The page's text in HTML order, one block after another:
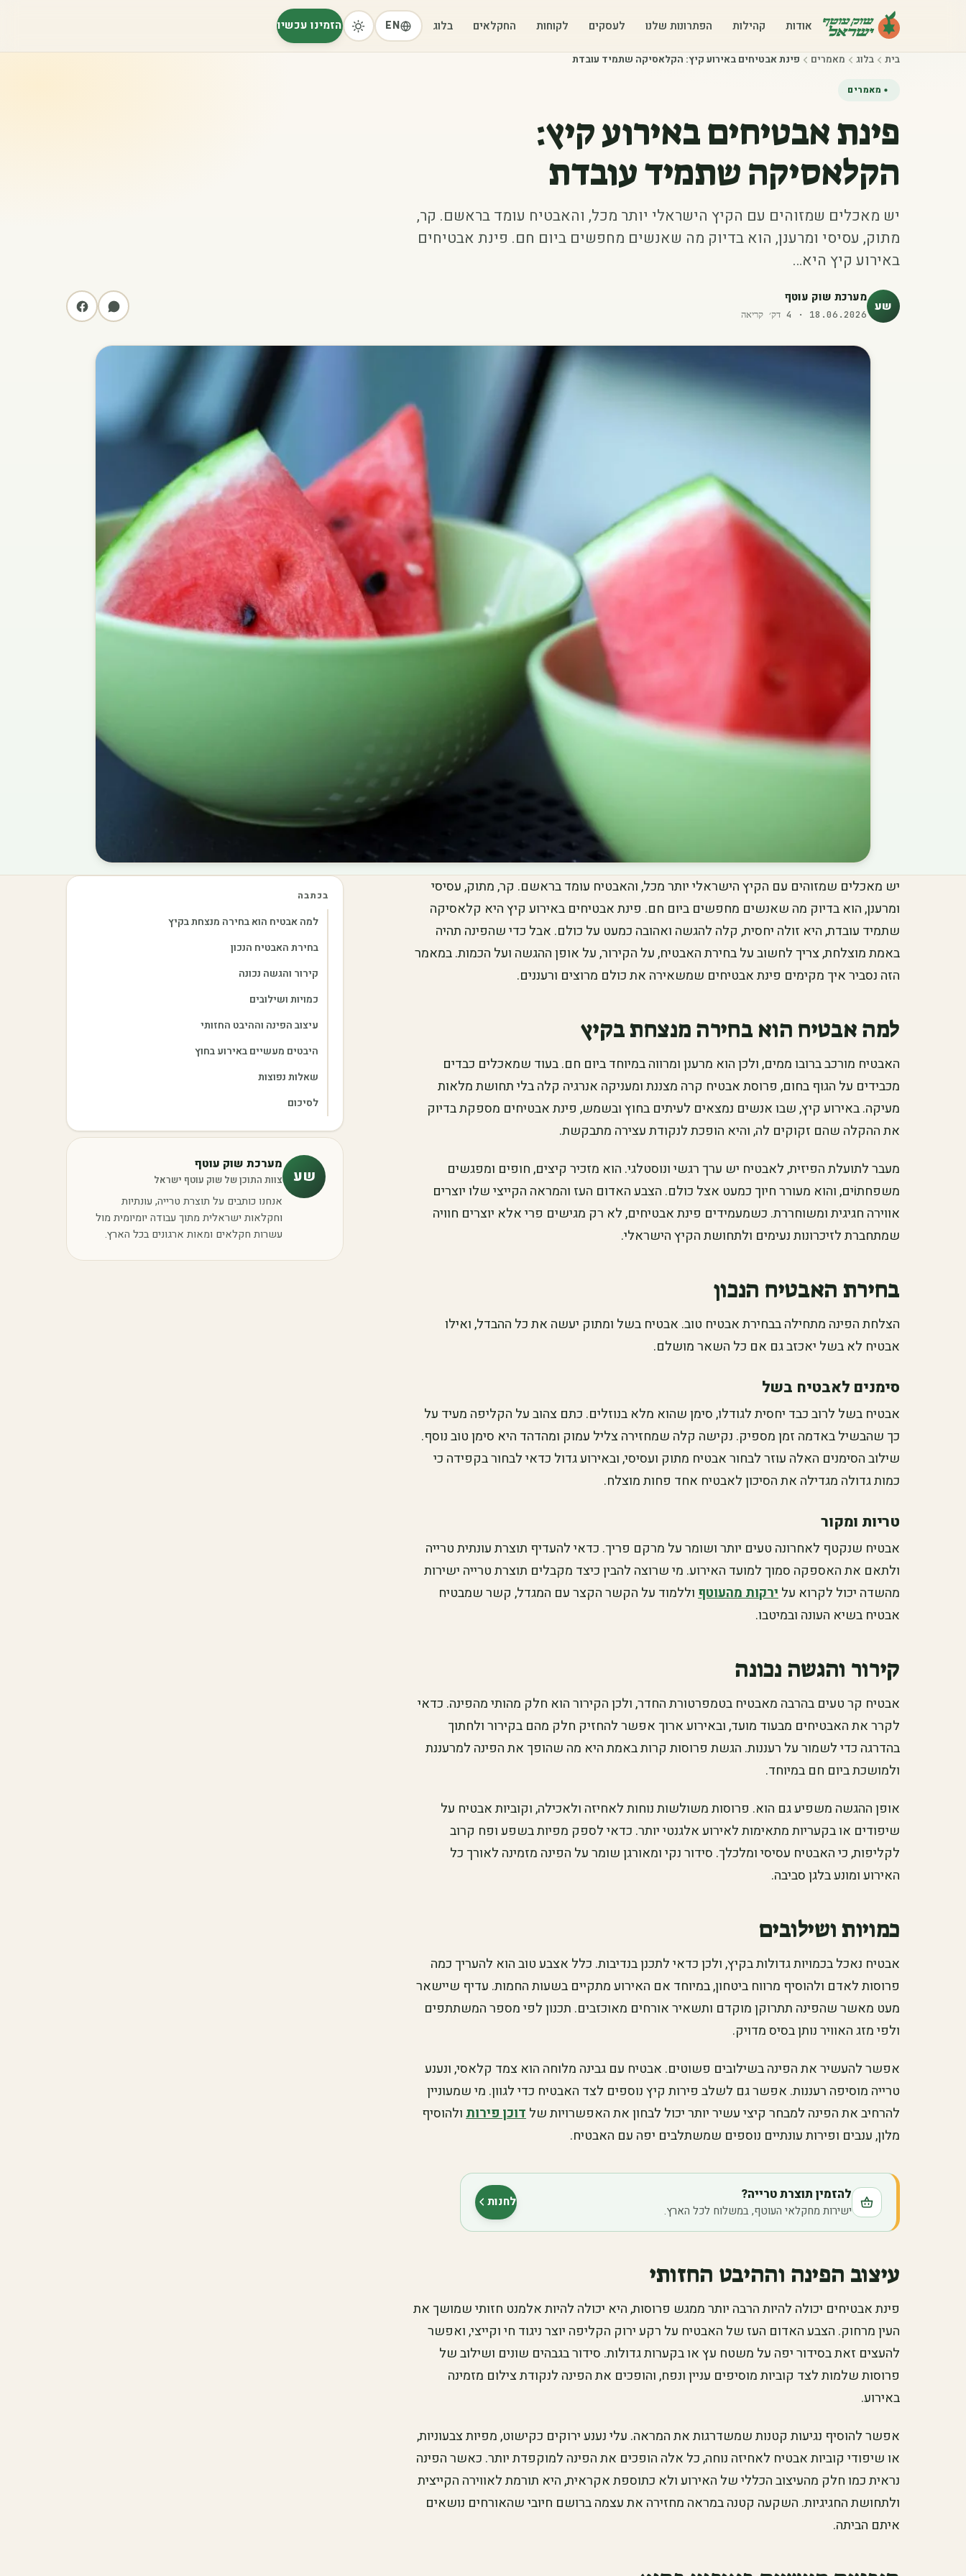
אודות קהילות הפתרונות שלנו לעסקים לקוחות החקלאים בלוג EN הזמינו עכשיו
בית בלוג מאמרים פינת אבטיחים באירוע קיץ: הקלאסיקה שתמיד עובדת
מאמרים
פינת אבטיחים באירוע קיץ:
הקלאסיקה שתמיד עובדת
יש מאכלים שמזוהים עם הקיץ הישראלי יותר מכל, והאבטיח עומד בראשם. קר,
מתוק, עסיסי ומרענן, הוא בדיוק מה שאנשים מחפשים ביום חם. פינת אבטיחים
באירוע קיץ היא…
שע מערכת שוק עוטף
18.06.2026
·
4 דק׳ קריאה
יש מאכלים שמזוהים עם הקיץ הישראלי יותר מכל, והאבטיח עומד בראשם. קר, מתוק, עסיסי
ומרענן, הוא בדיוק מה שאנשים מחפשים ביום חם. פינת אבטיחים באירוע קיץ היא קלאסיקה
שתמיד עובדת, היא זולה יחסית, קלה להגשה ואהובה כמעט על כולם. אבל כדי שהפינה תהיה
באמת מוצלחת, צריך לחשוב על בחירת האבטיח, על הקירור, על אופן ההגשה ועל הכמות. במאמר
הזה נסביר איך מקימים פינת אבטיחים שמשאירה את כולם מרוצים ורעננים.
למה אבטיח הוא בחירה מנצחת בקיץ
האבטיח מורכב ברובו ממים, ולכן הוא מרענן ומרווה במיוחד ביום חם. בעוד שמאכלים כבדים
מכבידים על הגוף בחום, פרוסת אבטיח קרה מצננת ומעניקה אנרגיה קלה בלי תחושת מלאות
מעיקה. באירוע קיץ, שבו אנשים נמצאים לעיתים בחוץ ובשמש, פינת אבטיחים מספקת בדיוק
את ההקלה שהם זקוקים לה, והיא הופכת לנקודת עצירה מתבקשת.
מעבר לתועלת הפיזית, לאבטיח יש ערך רגשי ונוסטלגי. הוא מזכיר קיצים, חופים ומפגשים
משפחתiים, והוא מעורר חיוך כמעט אצל כולם. הצבע האדום העז והמראה הקייצי שלו יוצרים
אווירה חגיגית ומשוחררת. כשמעמידים פינת אבטיחים, לא רק מגישים פרי אלא יוצרים חוויה
שמתחברת לזיכרונות נעימים ולתחושת הקיץ הישראלי.
בחירת האבטיח הנכון
הצלחת הפינה מתחילה בבחירת אבטיח טוב. אבטיח בשל ומתוק יעשה את כל ההבדל, ואילו
אבטיח לא בשל יאכזב גם אם כל השאר מושלם.
סימנים לאבטיח בשל
אבטיח בשל לרוב כבד יחסית לגודלו, סימן שהוא מלא בנוזלים. כתם צהוב על הקליפה מעיד על
כך שהבשיל באדמה זמן מספיק. נקישה קלה שמחזירה צליל עמוק ומהדהד היא סימן טוב נוסף.
שילוב הסימנים האלה עוזר לבחור אבטיח מתוק ועסיסי, ובאירוע גדול כדאי לבחור בקפידה כי
כמות גדולה מגדילה את הסיכון לאבטיח אחד פחות מוצלח.
טריות ומקור
אבטיח שנקטף לאחרונה טעים יותר ושומר על מרקם פריך. כדאי להעדיף תוצרת עונתית טרייה
ולתאם את האספקה סמוך למועד האירוע. מי שרוצה להבין כיצד מקבלים תוצרת טרייה ישירות
מהשדה יכול לקרוא עלירקות מהעוטףוללמוד על הקשר הקצר עם המגדל, קשר שמבטיח
אבטיח בשיא העונה ובמיטבו.
קירור והגשה נכונה
אבטיח קר טעים בהרבה מאבטיח בטמפרטורת החדר, ולכן הקירור הוא חלק מהותי מהפינה. כדאי
לקרר את האבטיחים מבעוד מועד, ובאירוע ארוך אפשר להחזיק חלק מהם בקירור ולחתוך
בהדרגה כדי לשמור על רעננות. הגשת פרוסות קרות באמת היא מה שהופך את הפינה למרעננת
ולמושכת ביום חם במיוחד.
אופן ההגשה משפיע גם הוא. פרוסות משולשות נוחות לאחיזה ולאכילה, וקוביות אבטיח על
שיפודים או בקעריות מתאימות לאירוע אלגנטי יותר. כדאי לספק מפיות בשפע ופח קרוב
לקליפות, כי האבטיח עסיסי ומלכלך. סידור נקי ומאורגן שומר על הפינה מזמינה לאורך כל
האירוע ומונע בלגן סביבה.
כמויות ושילובים
אבטיח נאכל בכמויות גדולות בקיץ, ולכן כדאי לתכנן בנדיבות. כלל אצבע טוב הוא להעריך כמה
פרוסות לאדם ולהוסיף מרווח ביטחון, במיוחד אם האירוע מתקיים בשעות החמות. עדיף שיישאר
מעט מאשר שהפינה תתרוקן מוקדם ותשאיר אורחים מאוכזבים. תכנון לפי מספר המשתתפים
ולפי מזג האוויר נותן בסיס מדויק.
אפשר להעשיר את הפינה בשילובים פשוטים. אבטיח עם גבינה מלוחה הוא צמד קלאסי, ונענע
טרייה מוסיפה רעננות. אפשר גם לשלב פירות קיץ נוספים לצד האבטיח כדי לגוון. מי שמעוניין
להרחיב את הפינה למבחר קיצי עשיר יותר יכול לבחון את האפשרויות שלדוכן פירותולהוסיף
מלון, ענבים ופירות עונתיים נוספים שמשתלבים יפה עם האבטיח.
להזמין תוצרת טרייה?
ישירות מחקלאי העוטף, במשלוח לכל הארץ.
לחנות(נפתח בלשונית חדשה)
עיצוב הפינה וההיבט החזותי
פינת אבטיחים יכולה להיות הרבה יותר ממגש פרוסות, היא יכולה להיות אלמנט חזותי שמושך את
העין מרחוק. הצבע האדום העז של האבטיח על רקע ירוק הקליפה יוצר ניגוד חי וקייצי, ואפשר
להעצים זאת בסידור יפה על משטח עץ או בקערות גדולות. סידור בגבהים שונים ושילוב של
פרוסות שלמות לצד קוביות מוסיפים עניין ונפח, והופכים את הפינה לנקודת צילום מזמינה
באירוע.
אפשר להוסיף נגיעות קטנות שמשדרגות את המראה. עלי נענע ירוקים כקישוט, מפיות צבעוניות,
או שיפודי קוביות אבטיח לאחיזה נוחה, כל אלה הופכים את הפינה למוקפדת יותר. כאשר הפינה
נראית כמו חלק מהעיצוב הכללי של האירוע ולא כתוספת אקראית, היא תורמת לאווירה הקייצית
ולתחושת החגיגיות. השקעה קטנה במראה מחזירה את עצמה ברושם חיובי שהאורחים נושאים
איתם הביתה.
בכתבה
למה אבטיח הוא בחירה מנצחת בקיץ
בחירת האבטיח הנכון
קירור והגשה נכונה
כמויות ושילובים
עיצוב הפינה וההיבט החזותי
היבטים מעשיים באירוע בחוץ
שאלות נפוצות
לסיכום
שע
מערכת שוק עוטף
צוות התוכן של שוק עוטף ישראל
אנחנו כותבים על תוצרת טרייה, עונתיות
וחקלאות ישראלית מתוך עבודה יומיומית מול
עשרות חקלאים ומאות ארגונים בכל הארץ.